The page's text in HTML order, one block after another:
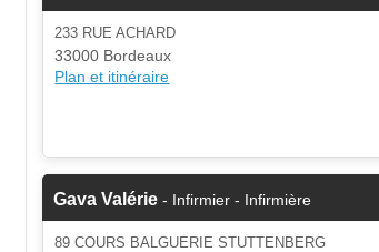
233 RUE ACHARD
33000 Bordeaux
Plan et itinéraire
Gava Valérie - Infirmier - Infirmière
89 COURS BALGUERIE STUTTENBERG